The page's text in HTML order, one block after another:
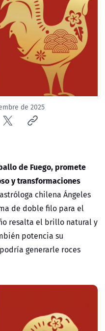
de 2025
de Fuego, promete
y transformaciones
chilena Ángeles
de doble filo para el
resalta el brillo natural y
potencia su
generarle roces